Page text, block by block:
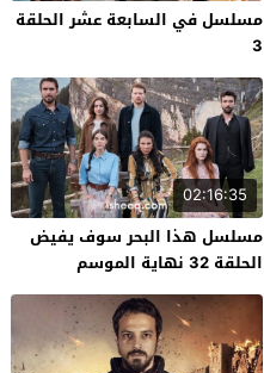
مسلسل في السابعة عشر الحلقة
3
02:16:35
مسلسل هذا البحر سوف يفيض
الحلقة 32 نهاية الموسم